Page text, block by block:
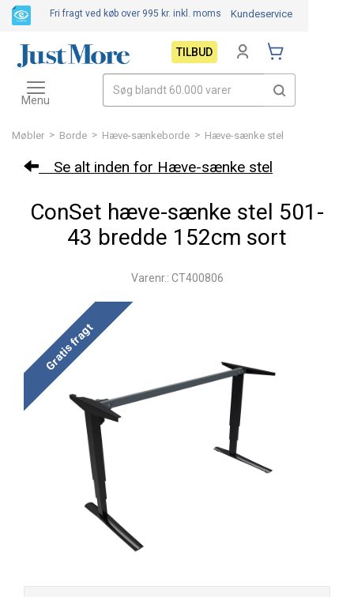
Møbler > Borde > Hæve-sænkeborde > Hæve-sænke stel
Se alt inden for Hæve-sænke stel
ConSet hæve-sænke stel 501-
43 bredde 152cm sort
Varenr.: CT400806
Gratis fragt
Fri fragt ved køb over 995 kr. inkl. moms Kundeservice
TILBUD
Toggle
navigation
Menu